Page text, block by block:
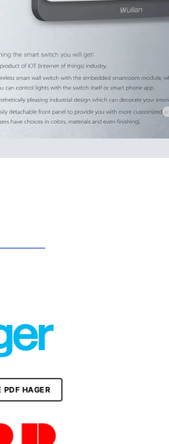
PDF HAGER